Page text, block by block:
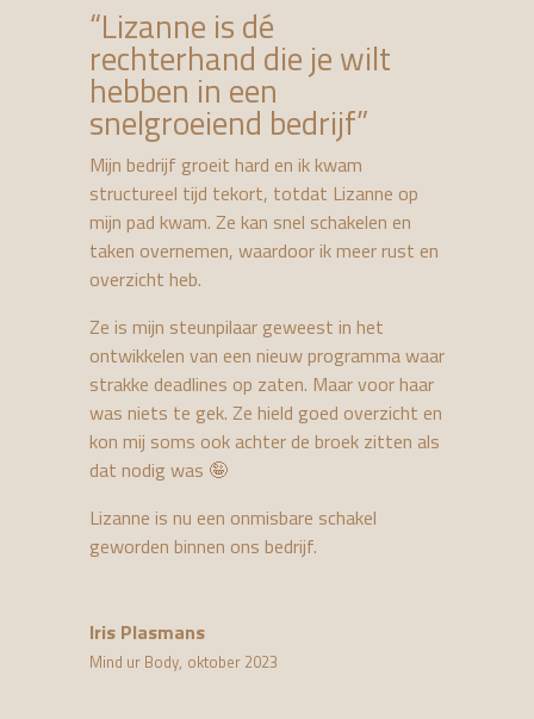
“Lizanne is dé
rechterhand die je wilt
hebben in een
snelgroeiend bedrijf”
Mijn bedrijf groeit hard en ik kwam
structureel tijd tekort, totdat Lizanne op
mijn pad kwam. Ze kan snel schakelen en
taken overnemen, waardoor ik meer rust en
overzicht heb.
Ze is mijn steunpilaar geweest in het
ontwikkelen van een nieuw programma waar
strakke deadlines op zaten. Maar voor haar
was niets te gek. Ze hield goed overzicht en
kon mij soms ook achter de broek zitten als
dat nodig was 🤪
Lizanne is nu een onmisbare schakel
geworden binnen ons bedrijf.
Iris Plasmans
Mind ur Body, oktober 2023